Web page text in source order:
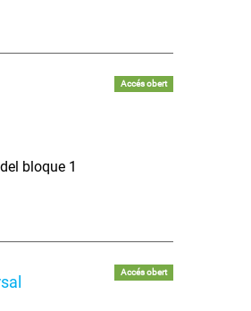
Accés obert
bloque 1
Accés obert